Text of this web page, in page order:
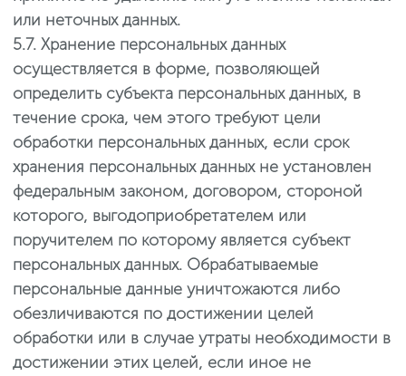
или неточных данных.
5.7. Хранение персональных данных
осуществляется в форме, позволяющей
определить субъекта персональных данных, в
течение срока, чем этого требуют цели
обработки персональных данных, если срок
хранения персональных данных не установлен
федеральным законом, договором, стороной
которого, выгодоприобретателем или
поручителем по которому является субъект
персональных данных. Обрабатываемые
персональные данные уничтожаются либо
обезличиваются по достижении целей
обработки или в случае утраты необходимости в
достижении этих целей, если иное не